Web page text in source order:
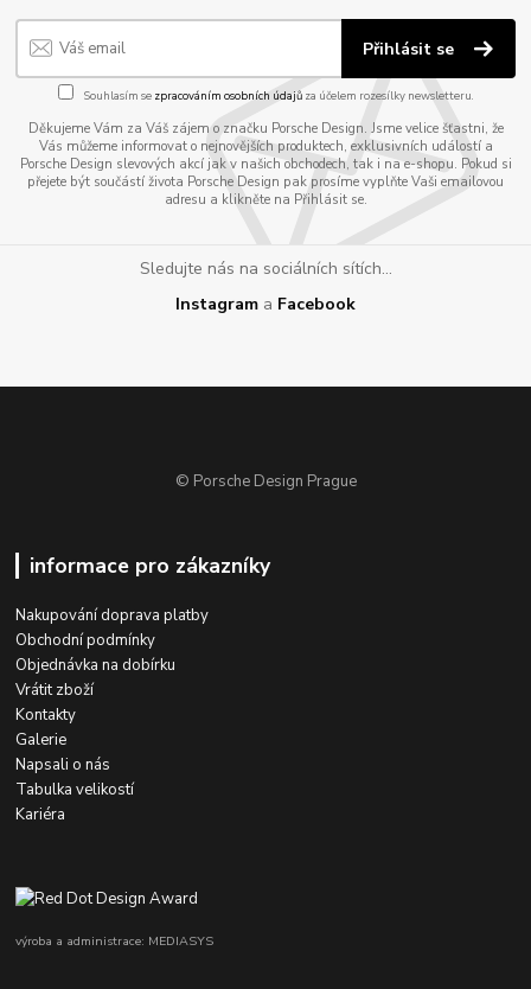
Přihlásit se
Souhlasím se zpracováním osobních údajůza účelem rozesílky newsletteru.
Děkujeme Vám za Váš zájem o značku Porsche Design. Jsme velice šťastni, že
Vás můžeme informovat o nejnovějších produktech, exklusivních událostí a
Porsche Design slevových akcí jak v našich obchodech, tak i na e-shopu. Pokud si
přejete být součástí života Porsche Design pak prosíme vyplňte Vaši emailovou
adresu a klikněte na Přihlásit se.
Sledujte nás na sociálních sítích...
Instagram a Facebook
© Porsche Design Prague
informace pro zákazníky
Nakupování doprava platby
Obchodní podmínky
Objednávka na dobírku
Vrátit zboží
Kontakty
Galerie
Napsali o nás
Tabulka velikostí
Kariéra
výroba a administrace: MEDIASYS